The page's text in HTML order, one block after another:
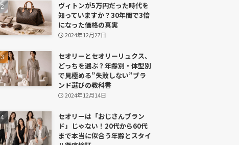
ヴィトンが5万円だった時代を
知っていますか？30年間で3倍
になった価格の真実
2024年12月27日
セオリーとセオリーリュクス、
どっちを選ぶ？年齢別・体型別
で見極める”失敗しない”ブラ
ンド選びの教科書
2024年12月14日
セオリーは「おじさんブラン
ド」じゃない！20代から60代
まで本当に似合う年齢とスタイ